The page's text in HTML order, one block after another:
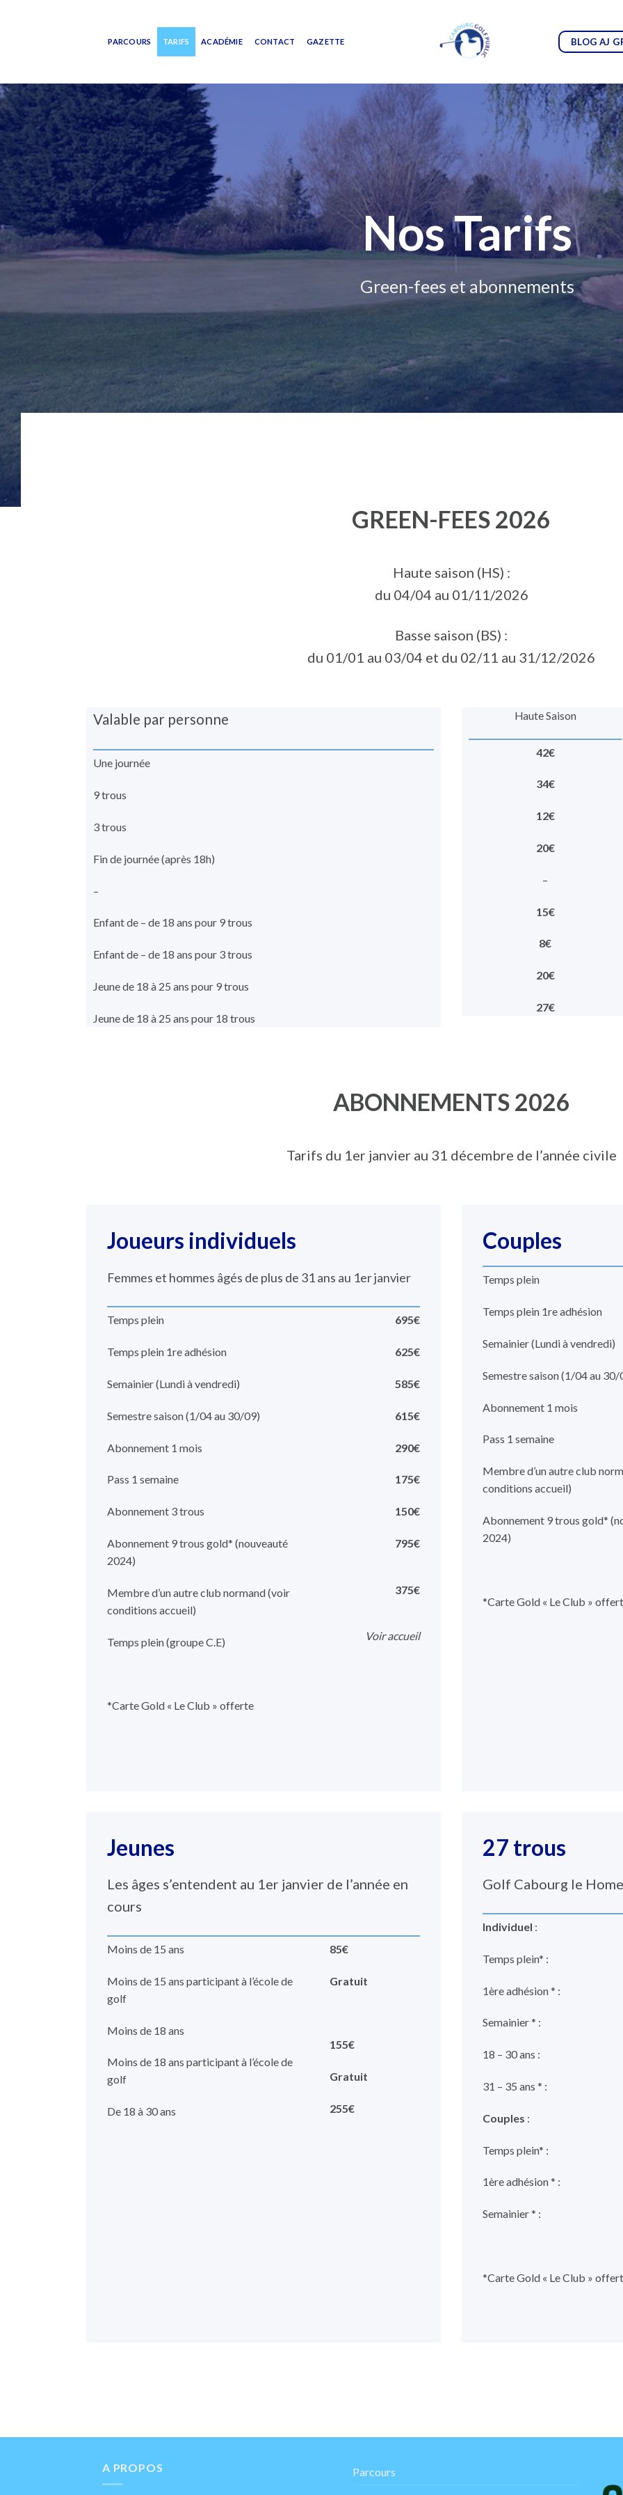
PARCOURS TARIFS ACADÉMIE CONTACT GAZETTE BLOG AJ
Nos Tarifs
Green-fees et abonnements
GREEN-FEES 2026
Haute saison (HS) :
du 04/04 au 01/11/2026
Basse saison (BS) :
du 01/01 au 03/04 et du 02/11 au 31/12/2026
Valable par personne
Une journée
9 trous
3 trous
Fin de journée (après 18h)
–
Enfant de – de 18 ans pour 9 trous
Enfant de – de 18 ans pour 3 trous
Jeune de 18 à 25 ans pour 9 trous
Jeune de 18 à 25 ans pour 18 trous
Haute Saison
42€
34€
12€
20€
–
15€
8€
20€
27€
ABONNEMENTS 2026
Tarifs du 1er janvier au 31 décembre de l’année civile
Joueurs individuels
Femmes et hommes âgés de plus de 31 ans au 1er janvier
Temps plein
Temps plein 1re adhésion
Semainier (Lundi à vendredi)
Semestre saison (1/04 au 30/09)
Abonnement 1 mois
Pass 1 semaine
Abonnement 3 trous
Abonnement 9 trous gold* (nouveauté
2024)
Membre d’un autre club normand (voir
conditions accueil)
Temps plein (groupe C.E)
*Carte Gold « Le Club » offerte
695€
625€
585€
615€
290€
175€
150€
795€
375€
Voir accueil
Couples
Temps plein
Temps plein 1re adhésion
Semainier (Lundi à vendredi)
Semestre saison (1/04 au 30/
Abonnement 1 mois
Pass 1 semaine
Membre d’un autre club
conditions accueil)
Abonnement 9 trous gold*
2024)
*Carte Gold « Le Club »
Jeunes
Les âges s’entendent au 1er janvier de l’année en
cours
Moins de 15 ans
Moins de 15 ans participant à l’école de
golf
Moins de 18 ans
Moins de 18 ans participant à l’école de
golf
De 18 à 30 ans
85€
Gratuit
155€
Gratuit
255€
27 trous
Golf Cabourg le
Individuel :
Temps plein* :
1ère adhésion * :
Semainier * :
18 – 30 ans :
31 – 35 ans * :
Couples :
Temps plein* :
1ère adhésion * :
Semainier * :
*Carte Gold « Le Club »
A PROPOS
Parcours